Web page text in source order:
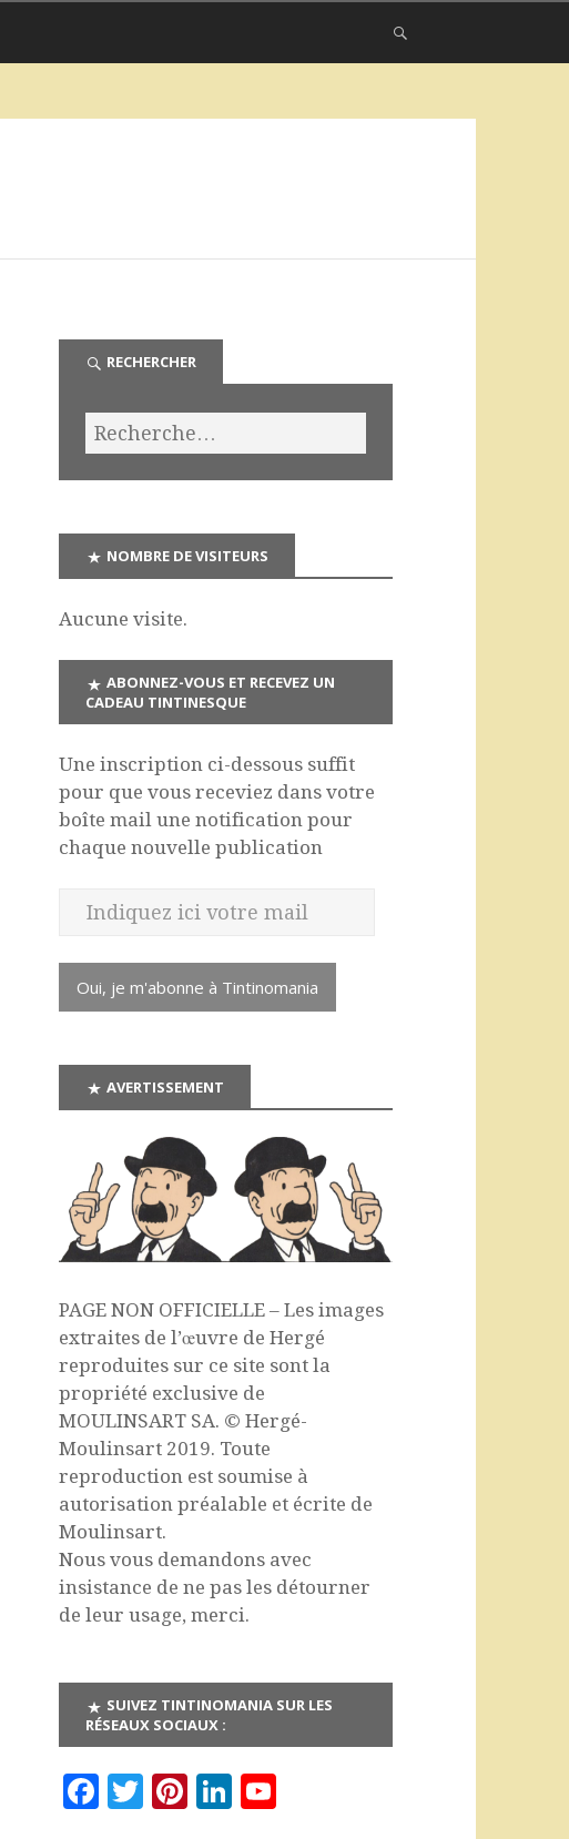
RECHERCHER
NOMBRE DE VISITEURS
Aucune visite.
ABONNEZ-VOUS ET RECEVEZ UN
CADEAU TINTINESQUE
Une inscription ci-dessous suffit
pour que vous receviez dans votre
boîte mail une notification pour
chaque nouvelle publication
Oui, je m'abonne à Tintinomania
AVERTISSEMENT
PAGE NON OFFICIELLE – Les images
extraites de l’œuvre de Hergé
reproduites sur ce site sont la
propriété exclusive de
MOULINSART SA. © Hergé-
Moulinsart 2019. Toute
reproduction est soumise à
autorisation préalable et écrite de
Moulinsart.
Nous vous demandons avec
insistance de ne pas les détourner
de leur usage, merci.
SUIVEZ TINTINOMANIA SUR LES
RÉSEAUX SOCIAUX :
F
T
Pi Li